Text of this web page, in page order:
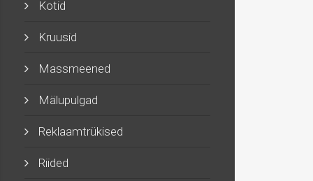
Kotid
Kruusid
Massmeened
Mälupulgad
Reklaamtrükised
Riided